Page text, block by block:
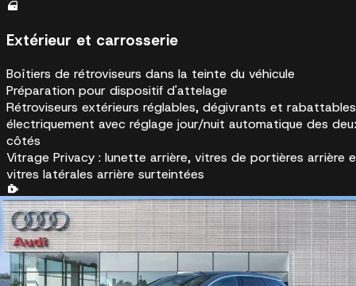
Extérieur et carrosserie
Boîtiers de rétroviseurs dans la teinte du véhicule
Préparation pour dispositif d'attelage
Rétroviseurs extérieurs réglables, dégivrants et rabattables
électriquement avec réglage jour/nuit automatique des
côtés
Vitrage Privacy : lunette arrière, vitres de portières arrière
vitres latérales arrière surteintées
Mécanique et performance
Boîte de vitesse automatique à fonction continue
Câble de recharge mode 3, type 2, 32 A, 6 m